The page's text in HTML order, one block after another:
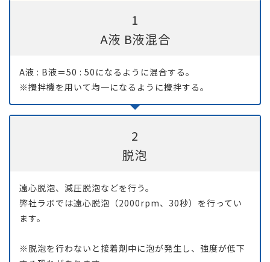
1
A液 B液混合
A液 : B液＝50 : 50になるように混合する。
※攪拌機を用いて均一になるように攪拌する。
2
脱泡
遠心脱泡、減圧脱泡などを行う。
弊社ラボでは遠心脱泡（2000rpm、30秒）を行ってい
ます。
※脱泡を行わないと接着剤中に泡が発生し、強度が低下